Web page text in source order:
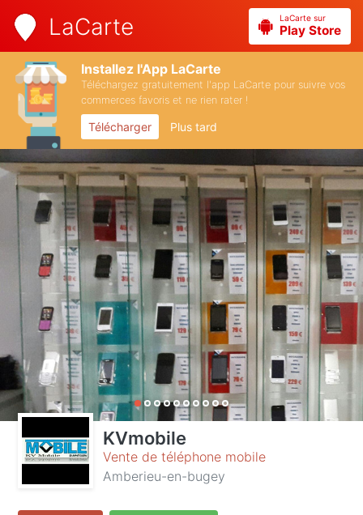
LaCarte LaCarte sur
Play Store
Installez l'App LaCarte
Téléchargez gratuitement l'app LaCarte pour suivre vos
commerces favoris et ne rien rater !
Télécharger Plus tard
KVmobile
Vente de téléphone mobile
Amberieu-en-bugey